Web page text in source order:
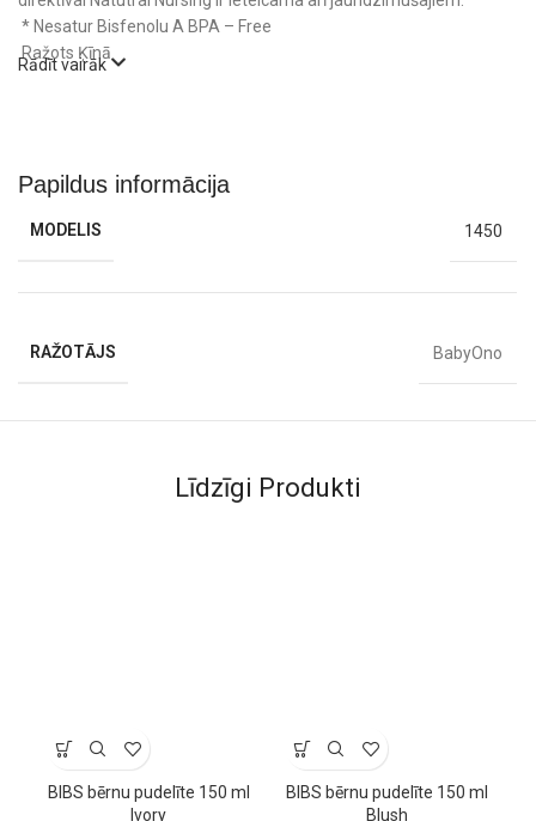
* Nesatur Bisfenolu A BPA – Free
Ražots Ķīnā
Rādīt vairāk
Papildus informācija
MODELIS 1450
RAŽOTĀJS BabyOno
Līdzīgi Produkti
BIBS bērnu pudelīte 150 ml
Ivory
BIBS bērnu pudelīte 150 ml
Blush